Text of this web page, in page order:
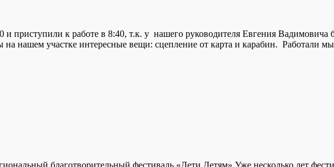
приступили к работе в 8:40, т.к. у нашего руководителя Евгения
нашем участке интересные вещи: сцепление от карта и карабин. Работали мы